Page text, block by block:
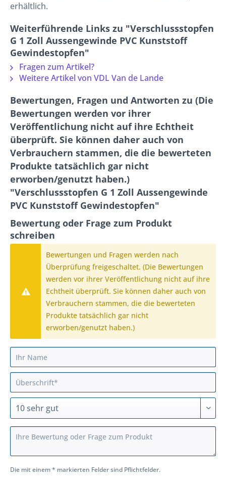
erhältlich.
Weiterführende Links zu "Verschlussstopfen
G 1 Zoll Aussengewinde PVC Kunststoff
Gewindestopfen"
Fragen zum Artikel?
Weitere Artikel von VDL Van de Lande
Bewertungen, Fragen und Antworten zu (Die
Bewertungen werden vor ihrer
Veröffentlichung nicht auf ihre Echtheit
überprüft. Sie können daher auch von
Verbrauchern stammen, die die bewerteten
Produkte tatsächlich gar nicht
erworben/genutzt haben.)
"Verschlussstopfen G 1 Zoll Aussengewinde
PVC Kunststoff Gewindestopfen"
Bewertung oder Frage zum Produkt
schreiben
Bewertungen und Fragen werden nach
Überprüfung freigeschaltet. (Die Bewertungen
werden vor ihrer Veröffentlichung nicht auf ihre
Echtheit überprüft. Sie können daher auch von
Verbrauchern stammen, die die bewerteten
Produkte tatsächlich gar nicht
erworben/genutzt haben.)
Die mit einem * markierten Felder sind Pflichtfelder.